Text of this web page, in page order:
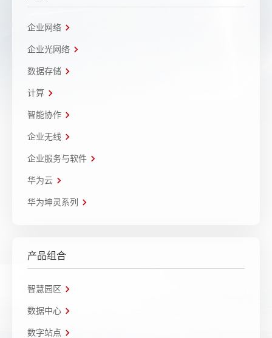
企业网络
企业光网络
数据存储
计算
智能协作
企业无线
企业服务与软件
华为云
华为坤灵系列
产品组合
智慧园区
数据中心
数字站点